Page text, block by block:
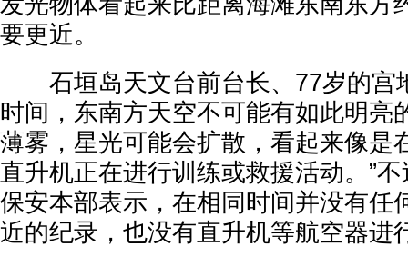
要更近。
石垣岛天文台前台长、77岁的宫
时间，东南方天空不可能有如此明亮
薄雾，星光可能会扩散，看起来像是
直升机正在进行训练或救援活动。”
保安本部表示，在相同时间并没有任
近的纪录，也没有直升机等航空器进